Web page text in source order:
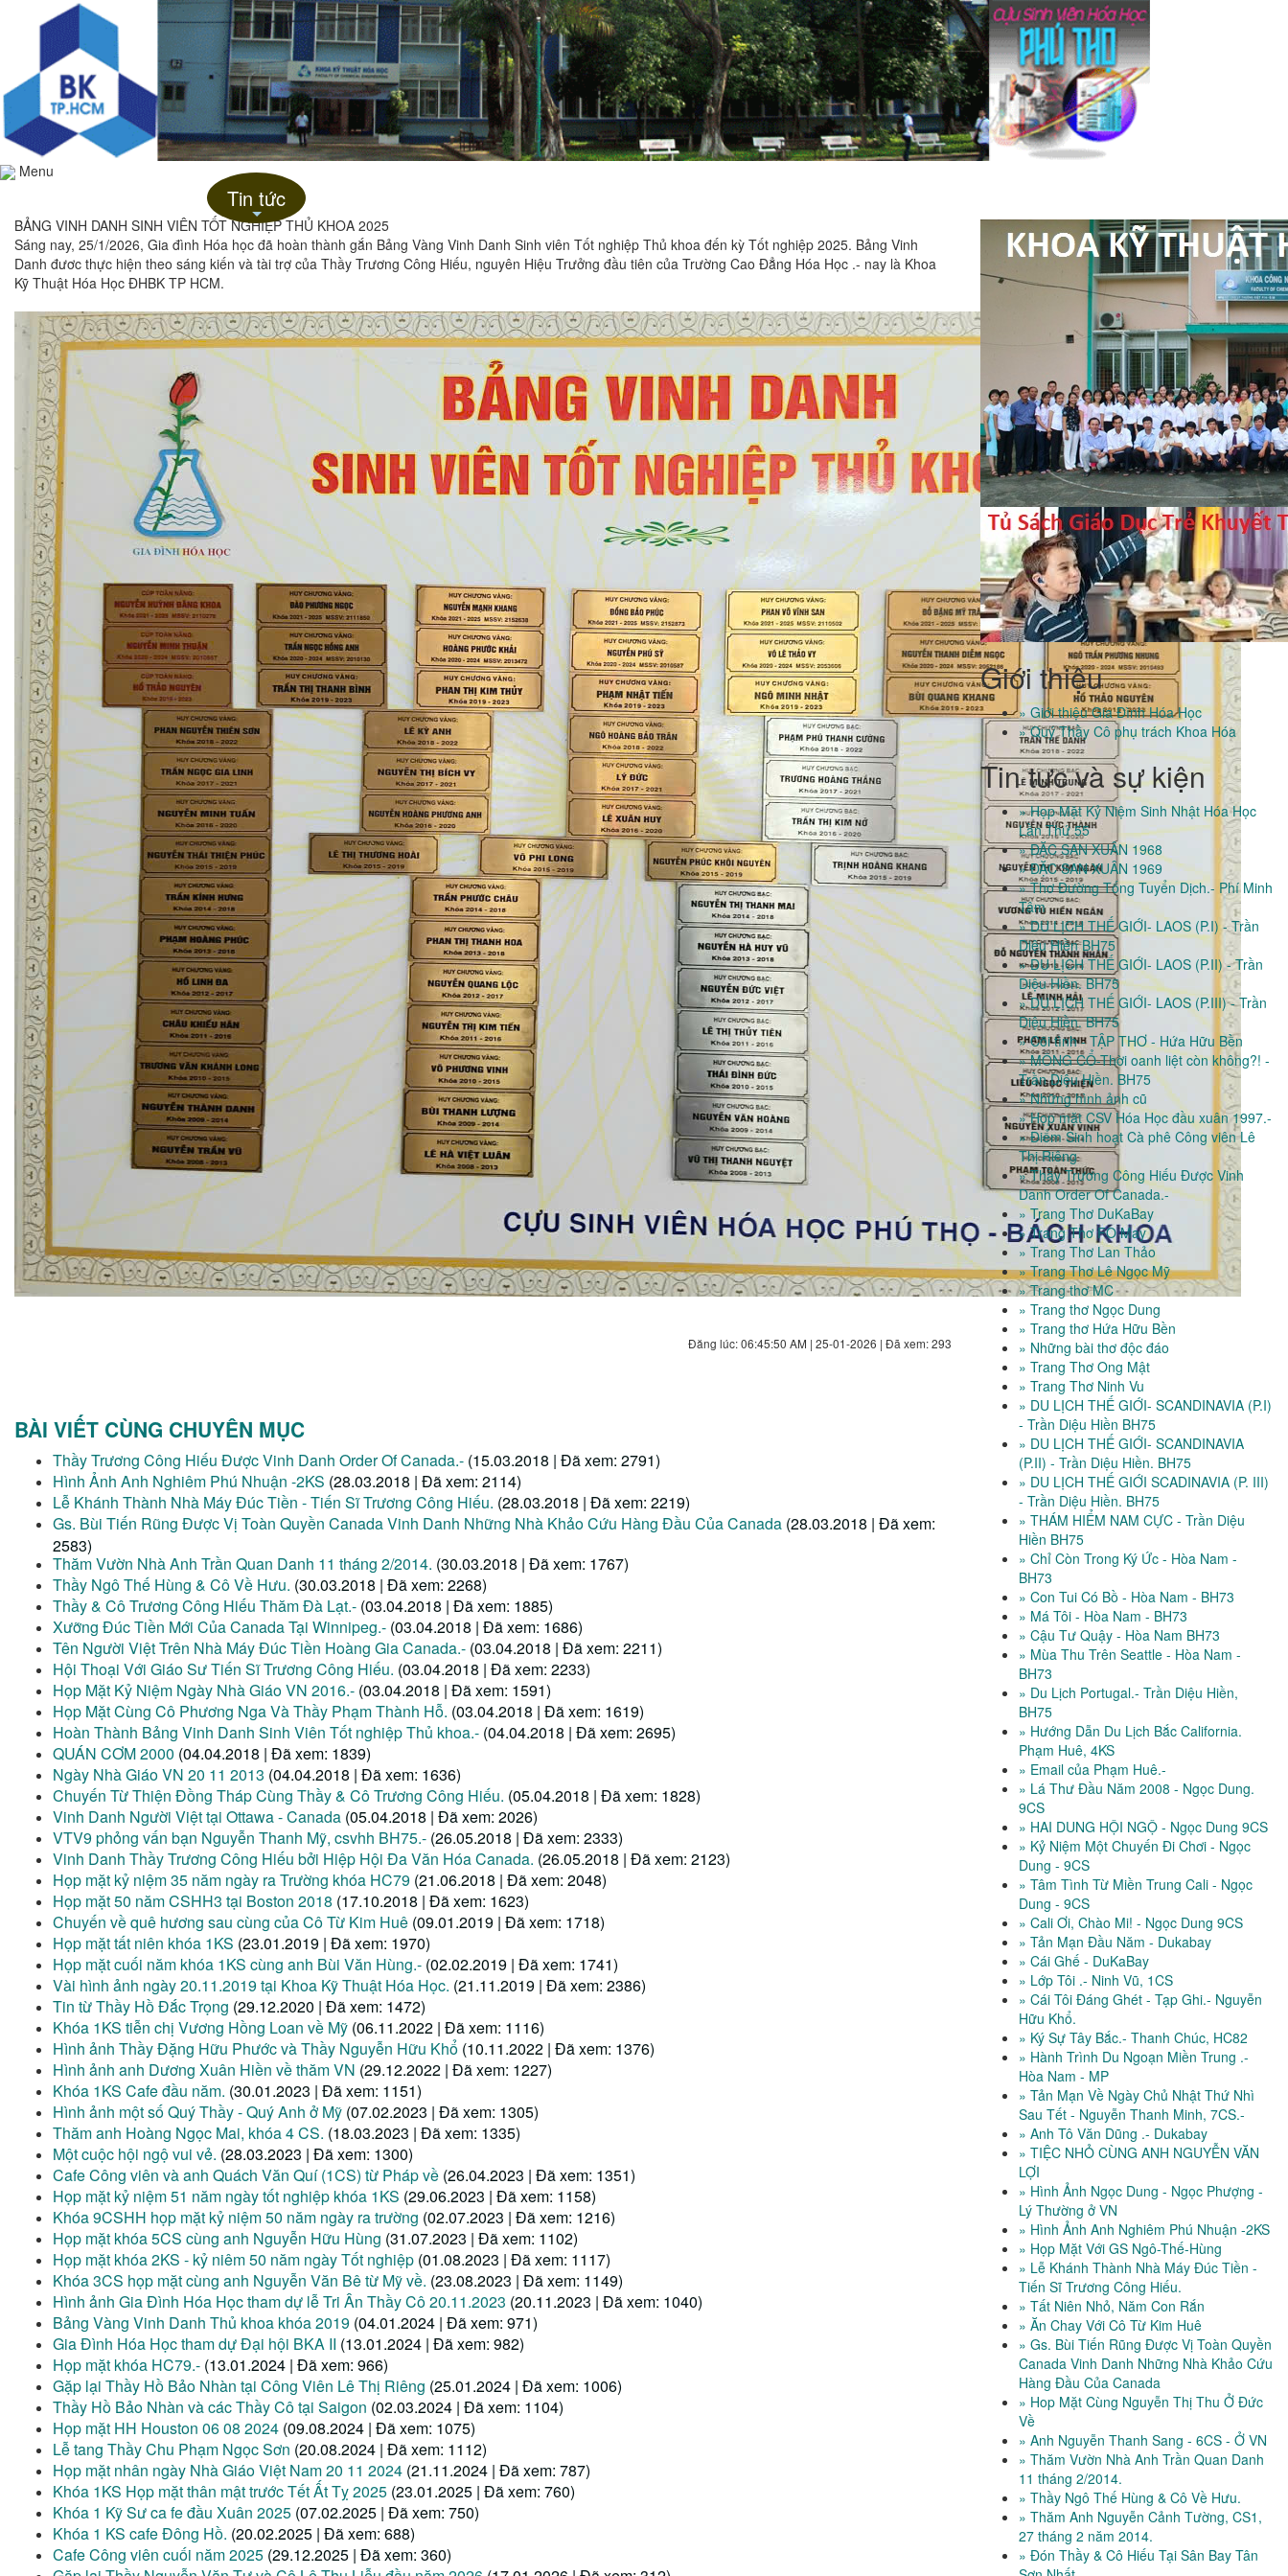
Menu
+
Tin tức
BẢNG VINH DANH SINH VIÊN TỐT NGHIỆP THỦ KHOA 2025
Sáng nay, 25/1/2026, Gia đình Hóa học đã hoàn thành gắn Bảng Vàng Vinh Danh Sinh viên Tốt nghiệp Thủ khoa đến kỳ Tốt nghiệp 2025. Bảng Vinh
Danh đươc thực hiện theo sáng kiến và tài trợ của Thầy Trương Công Hiếu, nguyên Hiệu Trưởng đầu tiên của Trường Cao Đẳng Hóa Học .- nay là Khoa
Kỹ Thuật Hóa Học ĐHBK TP HCM.
Đăng lúc: 06:45:50 AM | 25-01-2026 | Đã xem: 293
BÀI VIẾT CÙNG CHUYÊN MỤC
Thầy Trương Công Hiếu Được Vinh Danh Order Of Canada.- (15.03.2018 | Đã xem: 2791)
Hình Ảnh Anh Nghiêm Phú Nhuận -2KS (28.03.2018 | Đã xem: 2114)
Lễ Khánh Thành Nhà Máy Đúc Tiền - Tiến Sĩ Trương Công Hiếu. (28.03.2018 | Đã xem: 2219)
Gs. Bùi Tiến Rũng Được Vị Toàn Quyền Canada Vinh Danh Những Nhà Khảo Cứu Hàng Đầu Của Canada (28.03.2018 | Đã xem:
2583)
Thăm Vườn Nhà Anh Trần Quan Danh 11 tháng 2/2014. (30.03.2018 | Đã xem: 1767)
Thầy Ngô Thế Hùng & Cô Về Hưu. (30.03.2018 | Đã xem: 2268)
Thầy & Cô Trương Công Hiếu Thăm Đà Lạt.- (03.04.2018 | Đã xem: 1885)
Xưỡng Đúc Tiền Mới Của Canada Tại Winnipeg.- (03.04.2018 | Đã xem: 1686)
Tên Người Việt Trên Nhà Máy Đúc Tiền Hoàng Gia Canada.- (03.04.2018 | Đã xem: 2211)
Hội Thoại Với Giáo Sư Tiến Sĩ Trương Công Hiếu. (03.04.2018 | Đã xem: 2233)
Họp Mặt Kỷ Niệm Ngày Nhà Giáo VN 2016.- (03.04.2018 | Đã xem: 1591)
Họp Mặt Cùng Cô Phương Nga Và Thầy Phạm Thành Hỗ. (03.04.2018 | Đã xem: 1619)
Hoàn Thành Bảng Vinh Danh Sinh Viên Tốt nghiệp Thủ khoa.- (04.04.2018 | Đã xem: 2695)
QUÁN CƠM 2000 (04.04.2018 | Đã xem: 1839)
Ngày Nhà Giáo VN 20 11 2013 (04.04.2018 | Đã xem: 1636)
Chuyến Từ Thiện Đồng Tháp Cùng Thầy & Cô Trương Công Hiếu. (05.04.2018 | Đã xem: 1828)
Vinh Danh Người Việt tại Ottawa - Canada (05.04.2018 | Đã xem: 2026)
VTV9 phỏng vấn bạn Nguyễn Thanh Mỹ, csvhh BH75.- (26.05.2018 | Đã xem: 2333)
Vinh Danh Thầy Trương Công Hiếu bởi Hiệp Hội Đa Văn Hóa Canada. (26.05.2018 | Đã xem: 2123)
Họp mặt kỷ niệm 35 năm ngày ra Trường khóa HC79 (21.06.2018 | Đã xem: 2048)
Họp mặt 50 năm CSHH3 tại Boston 2018 (17.10.2018 | Đã xem: 1623)
Chuyến về quê hương sau cùng của Cô Từ Kim Huê (09.01.2019 | Đã xem: 1718)
Họp mặt tất niên khóa 1KS (23.01.2019 | Đã xem: 1970)
Họp mặt cuối năm khóa 1KS cùng anh Bùi Văn Hùng.- (02.02.2019 | Đã xem: 1741)
Vài hình ảnh ngày 20.11.2019 tại Khoa Kỹ Thuật Hóa Học. (21.11.2019 | Đã xem: 2386)
Tin từ Thầy Hồ Đắc Trọng (29.12.2020 | Đã xem: 1472)
Khóa 1KS tiễn chị Vương Hồng Loan về Mỹ (06.11.2022 | Đã xem: 1116)
Hình ảnh Thầy Đặng Hữu Phước và Thầy Nguyễn Hữu Khổ (10.11.2022 | Đã xem: 1376)
Hình ảnh anh Dương Xuân Hiền về thăm VN (29.12.2022 | Đã xem: 1227)
Khóa 1KS Cafe đầu năm. (30.01.2023 | Đã xem: 1151)
Hình ảnh một số Quý Thầy - Quý Anh ở Mỹ (07.02.2023 | Đã xem: 1305)
Thăm anh Hoàng Ngọc Mai, khóa 4 CS. (18.03.2023 | Đã xem: 1335)
Một cuộc hội ngộ vui vẻ. (28.03.2023 | Đã xem: 1300)
Cafe Công viên và anh Quách Văn Quí (1CS) từ Pháp về (26.04.2023 | Đã xem: 1351)
Họp mặt kỷ niệm 51 năm ngày tốt nghiệp khóa 1KS (29.06.2023 | Đã xem: 1158)
Khóa 9CSHH họp mặt kỷ niệm 50 năm ngày ra trường (02.07.2023 | Đã xem: 1216)
Họp mặt khóa 5CS cùng anh Nguyễn Hữu Hùng (31.07.2023 | Đã xem: 1102)
Họp mặt khóa 2KS - kỷ niêm 50 năm ngày Tốt nghiệp (01.08.2023 | Đã xem: 1117)
Khóa 3CS họp mặt cùng anh Nguyễn Văn Bê từ Mỹ về. (23.08.2023 | Đã xem: 1149)
Hình ảnh Gia Đình Hóa Học tham dự lễ Tri Ân Thầy Cô 20.11.2023 (20.11.2023 | Đã xem: 1040)
Bảng Vàng Vinh Danh Thủ khoa khóa 2019 (04.01.2024 | Đã xem: 971)
Gia Đình Hóa Học tham dự Đại hội BKA II (13.01.2024 | Đã xem: 982)
Họp mặt khóa HC79.- (13.01.2024 | Đã xem: 966)
Gặp lại Thầy Hồ Bảo Nhàn tại Công Viên Lê Thị Riêng (25.01.2024 | Đã xem: 1006)
Thầy Hồ Bảo Nhàn và các Thầy Cô tại Saigon (02.03.2024 | Đã xem: 1104)
Họp mặt HH Houston 06 08 2024 (09.08.2024 | Đã xem: 1075)
Lễ tang Thầy Chu Phạm Ngọc Sơn (20.08.2024 | Đã xem: 1112)
Họp mặt nhân ngày Nhà Giáo Việt Nam 20 11 2024 (21.11.2024 | Đã xem: 787)
Khóa 1KS Họp mặt thân mật trước Tết Ất Tỵ 2025 (23.01.2025 | Đã xem: 760)
Khóa 1 Kỹ Sư ca fe đầu Xuân 2025 (07.02.2025 | Đã xem: 750)
Khóa 1 KS cafe Đông Hồ. (20.02.2025 | Đã xem: 688)
Cafe Công viên cuối năm 2025 (29.12.2025 | Đã xem: 360)
Giới thiệu
» Giới thiệu Gia Đình Hóa Học
» Quý Thầy Cô phụ trách Khoa Hóa
Tin tưc và sự kiện
» Họp Mặt Kỷ Niệm Sinh Nhật Hóa Học
Lần Thứ 55
» ĐẶC SAN XUÂN 1968
» ĐẶC SAN XUÂN 1969
» Thơ Đường Tống Tuyển Dịch.- Phí Minh
Tâm
» DU LỊCH THẾ GIỚI- LAOS (P.I) - Trần
Diệu Hiền BH75
» DU LỊCH THẾ GIỚI- LAOS (P.II) - Trần
Diệu Hiền. BH75
» DU LỊCH THẾ GIỚI- LAOS (P.III) - Trần
Diệu Hiền. BH75
» Cõi tình - TẬP THƠ - Hứa Hữu Bền
» MÔNG CỔ-Thời oanh liệt còn không?! -
Trần Diệu Hiền. BH75
» Những hình ảnh cũ
» Họp mặt CSV Hóa Học đầu xuân 1997.-
» Điểm Sinh hoạt Cà phê Công viên Lê
Thị Riêng
» Thầy Trương Công Hiếu Được Vinh
Danh Order Of Canada.-
» Trang Thơ DuKaBay
» Trang Thơ FO May
» Trang Thơ Lan Thảo
» Trang Thơ Lê Ngọc Mỹ
» Trang thơ MC
» Trang thơ Ngọc Dung
» Trang thơ Hứa Hữu Bền
» Những bài thơ độc đáo
» Trang Thơ Ong Mật
» Trang Thơ Ninh Vu
» DU LỊCH THẾ GIỚI- SCANDINAVIA (P.I)
- Trần Diệu Hiền BH75
» DU LỊCH THẾ GIỚI- SCANDINAVIA
(P.II) - Trần Diệu Hiền. BH75
» DU LỊCH THẾ GIỚI SCADINAVIA (P. III)
- Trần Diệu Hiền. BH75
» THÁM HIỂM NAM CỰC - Trần Diệu
Hiền BH75
» Chỉ Còn Trong Ký Ức - Hòa Nam -
BH73
» Con Tui Có Bồ - Hòa Nam - BH73
» Má Tôi - Hòa Nam - BH73
» Cậu Tư Quậy - Hòa Nam BH73
» Mùa Thu Trên Seattle - Hòa Nam -
BH73
» Du Lịch Portugal.- Trần Diệu Hiền,
BH75
» Hướng Dẫn Du Lịch Bắc California.
Phạm Huê, 4KS
» Email của Phạm Huê.-
» Lá Thư Đầu Năm 2008 - Ngọc Dung.
9CS
» HAI DUNG HỘI NGỘ - Ngọc Dung 9CS
» Kỷ Niệm Một Chuyến Đi Chơi - Ngọc
Dung - 9CS
» Tâm Tình Từ Miền Trung Cali - Ngọc
Dung - 9CS
» Cali Ơi, Chào Mi! - Ngọc Dung 9CS
» Tản Mạn Đầu Năm - Dukabay
» Cái Ghế - DuKaBay
» Lớp Tôi .- Ninh Vũ, 1CS
» Cái Tôi Đáng Ghét - Tạp Ghi.- Nguyễn
Hữu Khổ.
» Ký Sự Tây Bắc.- Thanh Chúc, HC82
» Hành Trình Du Ngoạn Miền Trung .-
Hòa Nam - MP
» Tản Mạn Về Ngày Chủ Nhật Thứ Nhì
Sau Tết - Nguyễn Thanh Minh, 7CS.-
» Anh Tô Văn Dũng .- Dukabay
» TIỆC NHỎ CÙNG ANH NGUYỄN VĂN
LỢI
» Hình Ảnh Ngọc Dung - Ngọc Phượng -
Lý Thường ở VN
» Hình Ảnh Anh Nghiêm Phú Nhuận -2KS
» Họp Mặt Với GS Ngô-Thế-Hùng
» Lễ Khánh Thành Nhà Máy Đúc Tiền -
Tiến Sĩ Trương Công Hiếu.
» Tất Niên Nhỏ, Năm Con Rắn
» Ăn Chay Với Cô Từ Kim Huê
» Gs. Bùi Tiến Rũng Được Vị Toàn Quyền
Canada Vinh Danh Những Nhà Khảo Cứu
Hàng Đầu Của Canada
» Hop Mặt Cùng Nguyễn Thị Thu Ở Đức
Về
» Anh Nguyễn Thanh Sang - 6CS - Ở VN
» Thăm Vườn Nhà Anh Trần Quan Danh
11 tháng 2/2014.
» Thầy Ngô Thế Hùng & Cô Về Hưu.
» Thăm Anh Nguyễn Cảnh Tường, CS1,
27 tháng 2 năm 2014.
» Đón Thầy & Cô Hiếu Tại Sân Bay Tân